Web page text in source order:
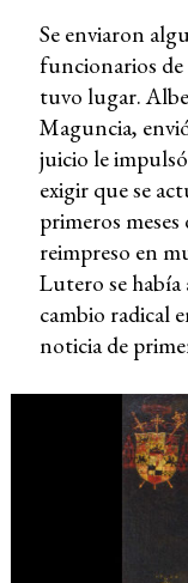
Se enviaron
funcionarios de
tuvo lugar.
Maguncia,
juicio le
exigir que se
primeros meses
reimpreso en
Lutero se había
cambio radical
noticia de